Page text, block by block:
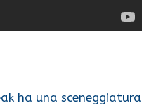
ha una sceneggiatura